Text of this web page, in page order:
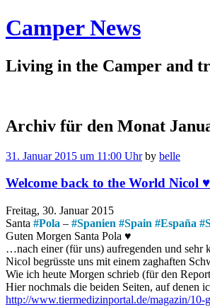
Camper News
Living in the Camper and
Archiv für den Monat
31. Januar 2015 um 11:00 Uhr by belle
Welcome back to the World Nicol ♥
Freitag, 30. Januar 2015
Santa #Pola – #Spanien #Spain #España #
Guten Morgen Santa Pola ♥
…nach einer (für uns) aufregenden und sehr
Nicol begrüsste uns mit einem zaghaften
Wie ich heute Morgen schrieb (für den
Hier nochmals die beiden Seiten, auf denen
http://www.tiermedizinportal.de/magazin/